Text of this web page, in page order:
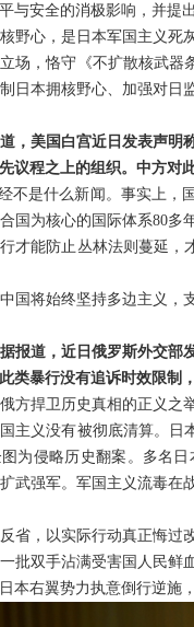
与安全的消极影响，并提
野心，是日本军国主义
场，恪守《不扩散核武
日本拥核野心、加强对
，美国白宫近日发表声明
议程之上的组织。中方对
不是什么新闻。事实上
国为核心的国际体系80
才能防止丛林法则蔓延
国将始终坚持多边主义，
据报道，近日俄罗斯外交
类暴行没有追诉时效限
方捍卫历史真相的正义之
主义没有被彻底清算。日
为侵略历史翻案。多名
武强军。军国主义流毒
省，以实际行动真正悔过
批双手沾满受害国人民
本右翼势力执意倒行逆施